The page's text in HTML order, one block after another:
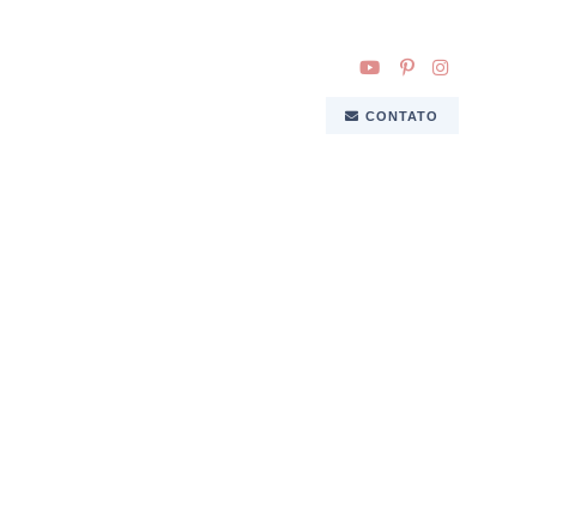
CONTATO